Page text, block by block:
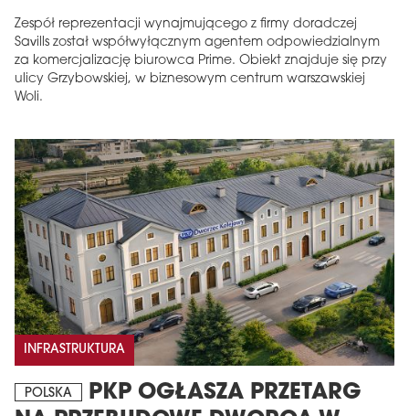
Zespół reprezentacji wynajmującego z firmy doradczej
Savills został współwyłącznym agentem odpowiedzialnym
za komercjalizację biurowca Prime. Obiekt znajduje się przy
ulicy Grzybowskiej, w biznesowym centrum warszawskiej
Woli.
INFRASTRUKTURA
POLSKA
PKP OGŁASZA PRZETARG